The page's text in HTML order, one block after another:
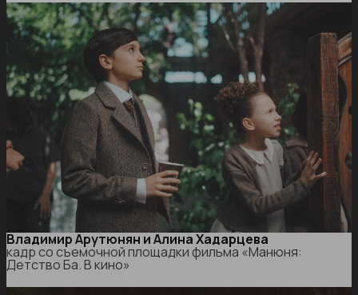
Владимир Арутюнян и Алина Хадарцева
кадр со съемочной площадки фильма «Манюня:
Детство Ба. В кино»